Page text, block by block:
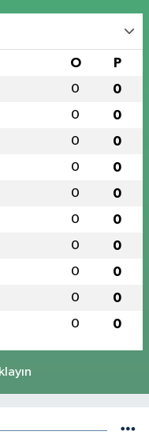
O P
0 0
0 0
0 0
0 0
0 0
0 0
0 0
0 0
0 0
0 0